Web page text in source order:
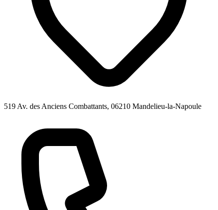
519 Av. des Anciens Combattants, 06210 Mandelieu-la-Napoule